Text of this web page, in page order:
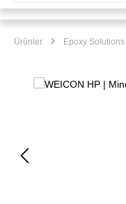
Ürünler Epoxy Solutions
Resim galerisini atla